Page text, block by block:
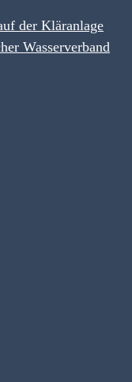
der Kläranlage
Wasserverband